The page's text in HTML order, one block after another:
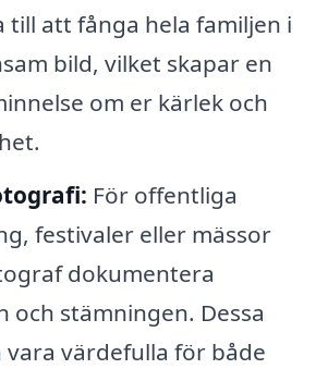
till att fånga hela familjen i
bild, vilket skapar en
om er kärlek och
För offentliga
festivaler eller mässor
dokumentera
och stämningen. Dessa
vara värdefulla för både